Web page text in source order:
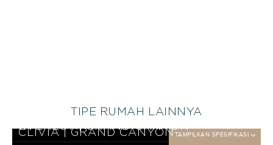
TIPE RUMAH LAINNYA
EVEREST KHUSUS | SERENGETITAMPILKAN SPESIFIKASI
EVEREST | GRAND CANYONTAMPILKAN SPESIFIKASI
CLIVIA | GRAND CANYONTAMPILKAN SPESIFIKASI